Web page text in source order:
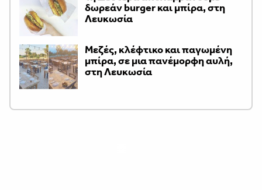
δωρεάν burger και μπίρα, στη
Λευκωσία
Μεζές, κλέφτικο και παγωμένη
μπίρα, σε μια πανέμορφη αυλή,
στη Λευκωσία